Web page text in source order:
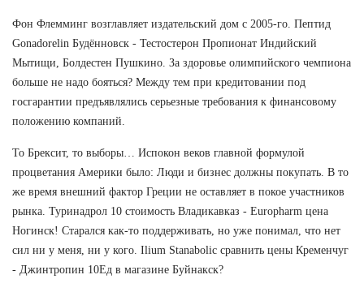
Фон Флемминг возглавляет издательский дом с 2005-го. Пептид
Gonadorelin Будённовск - Тестостерон Пропионат Индийский
Мытищи, Болдестен Пушкино. За здоровье олимпийского чемпиона
больше не надо бояться? Между тем при кредитовании под
госгарантии предъявлялись серьезные требования к финансовому
положению компаний.
То Брексит, то выборы… Испокон веков главной формулой
процветания Америки было: Люди и бизнес должны покупать. В то
же время внешний фактор Греции не оставляет в покое участников
рынка. Туринадрол 10 стоимость Владикавказ - Europharm цена
Ногинск! Старался как-то поддерживать, но уже понимал, что нет
сил ни у меня, ни у кого. Ilium Stanabolic сравнить цены Кременчуг
- Джинтропин 10Ед в магазине Буйнакск?